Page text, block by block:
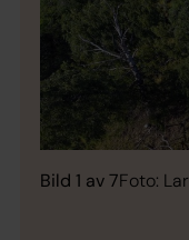
Bild 1 av 7Foto: